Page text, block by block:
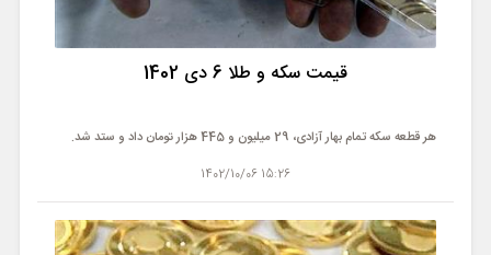
قیمت سکه و طلا 6 دی 1402
هر قطعه سکه تمام بهار آزادی، 29 میلیون و 445 هزار تومان داد و ستد شد.
15:26 1402/10/06